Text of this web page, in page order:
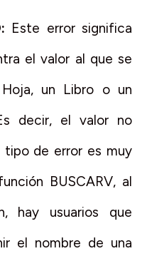
Este error significa
el valor al que se
un Libro o un
decir, el valor no
tipo de error es muy
BUSCARV, al
hay usuarios que
el nombre de una